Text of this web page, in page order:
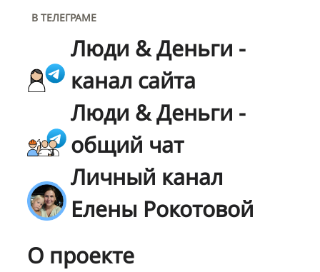
В ТЕЛЕГРАМЕ
Люди & Деньги -
канал сайта
Люди & Деньги -
общий чат
Личный канал
Елены Рокотовой
О проекте